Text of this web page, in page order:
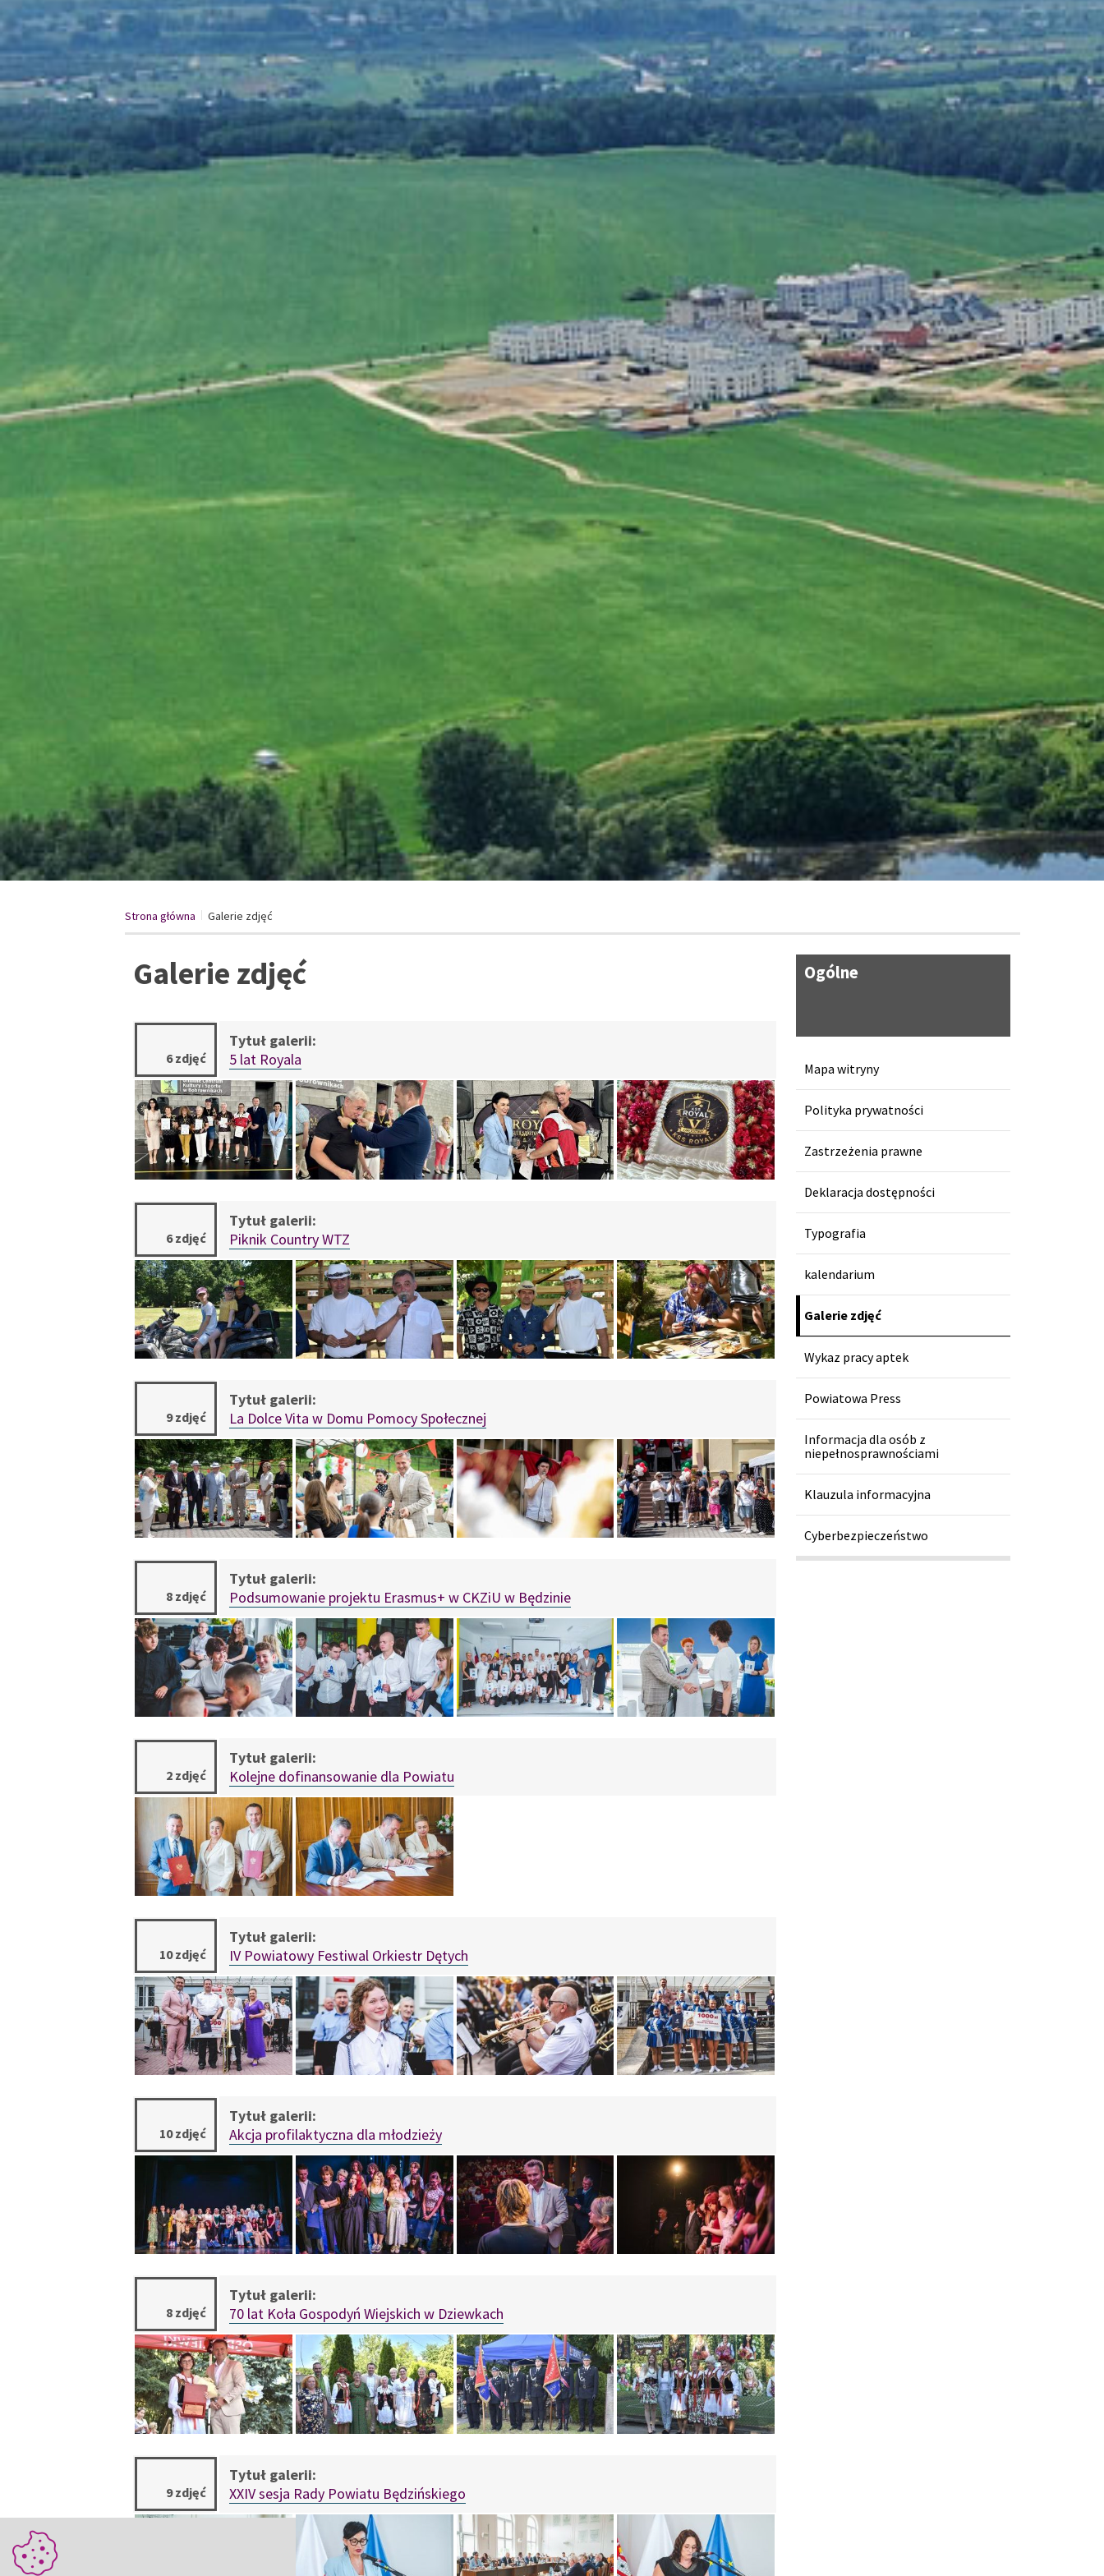
Strona główna /
Galerie zdjęć
Galerie zdjęć
6 zdjęć 5 lat Royala
6 zdjęć Piknik Country WTZ
9 zdjęć La Dolce Vita w Domu Pomocy Społecznej
8 zdjęć Podsumowanie projektu Erasmus+ w CKZiU w Będzinie
2 zdjęć Kolejne dofinansowanie dla Powiatu
10 zdjęć IV Powiatowy Festiwal Orkiestr Dętych
10 zdjęć Akcja profilaktyczna dla młodzieży
8 zdjęć 70 lat Koła Gospodyń Wiejskich w Dziewkach
9 zdjęć XXIV sesja Rady Powiatu Będzińskiego
Ogólne
Mapa witryny
Polityka prywatności
Zastrzeżenia prawne
Deklaracja dostępności
Typografia
kalendarium
Galerie zdjęć
Wykaz pracy aptek
Powiatowa Press
Informacja dla osób z
niepełnosprawnościami
Klauzula informacyjna
Cyberbezpieczeństwo